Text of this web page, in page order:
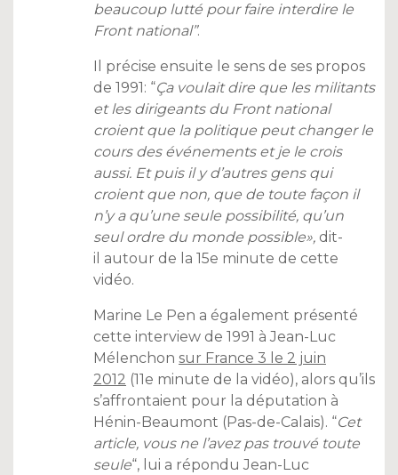
beaucoup lutté pour faire interdire le
Front national”.
Il précise ensuite le sens de ses propos
de 1991: “Ça voulait dire que les militants
et les dirigeants du Front national
croient que la politique peut changer le
cours des événements et je le crois
aussi. Et puis il y d’autres gens qui
croient que non, que de toute façon il
n’y a qu’une seule possibilité, qu’un
seul ordre du monde possible», dit-
il autour de la 15e minute de cette
vidéo.
Marine Le Pen a également présenté
cette interview de 1991 à Jean-Luc
Mélenchon sur France 3 le 2 juin
2012 (11e minute de la vidéo), alors qu’ils
s’affrontaient pour la députation à
Hénin-Beaumont (Pas-de-Calais). “Cet
article, vous ne l’avez pas trouvé toute
seule“, lui a répondu Jean-Luc